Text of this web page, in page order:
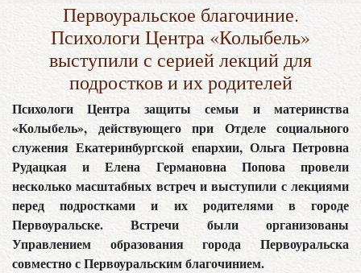
Первоуральское благочиние.
Психологи Центра «Колыбель»
выступили с серией лекций для
подростков и их родителей
Психологи Центра защиты семьи и материнства
«Колыбель», действующего при Отделе социального
служения Екатеринбургской епархии, Ольга Петровна
Рудацкая и Елена Германовна Попова провели
несколько масштабных встреч и выступили с лекциями
перед подростками и их родителями в городе
Первоуральске. Встречи были организованы
Управлением образования города Первоуральска
совместно с Первоуральским благочинием.